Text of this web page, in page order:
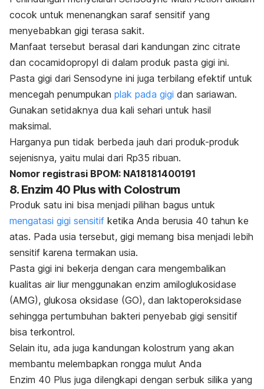
cocok untuk menenangkan saraf sensitif yang
menyebabkan gigi terasa sakit.
Manfaat tersebut berasal dari kandungan zinc citrate
dan cocamidopropyl di dalam produk pasta gigi ini.
Pasta gigi dari Sensodyne ini juga terbilang efektif untuk
mencegah penumpukan plak pada gigi dan sariawan.
Gunakan setidaknya dua kali sehari untuk hasil
maksimal.
Harganya pun tidak berbeda jauh dari produk-produk
sejenisnya, yaitu mulai dari Rp35 ribuan.
Nomor registrasi BPOM: NA18181400191
8. Enzim 40 Plus with Colostrum
Produk satu ini bisa menjadi pilihan bagus untuk
mengatasi gigi sensitif ketika Anda berusia 40 tahun ke
atas. Pada usia tersebut, gigi memang bisa menjadi lebih
sensitif karena termakan usia.
Pasta gigi ini bekerja dengan cara mengembalikan
kualitas air liur menggunakan enzim amiloglukosidase
(AMG), glukosa oksidase (GO), dan laktoperoksidase
sehingga pertumbuhan bakteri penyebab gigi sensitif
bisa terkontrol.
Selain itu, ada juga kandungan kolostrum yang akan
membantu melembapkan rongga mulut Anda
Enzim 40 Plus juga dilengkapi dengan serbuk silika yang